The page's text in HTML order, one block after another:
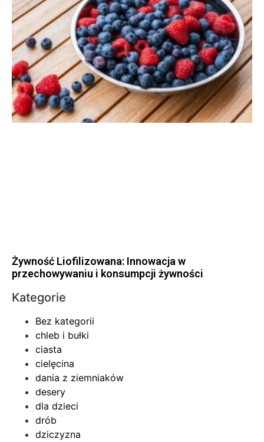
Żywność Liofilizowana: Innowacja w
przechowywaniu i konsumpcji żywności
Kategorie
Bez kategorii
chleb i bułki
ciasta
cielęcina
dania z ziemniaków
desery
dla dzieci
drób
dziczyzna